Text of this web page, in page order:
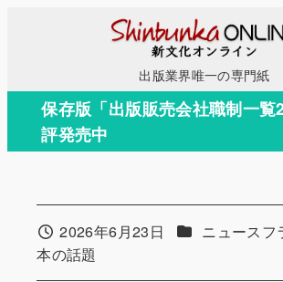
コ
テ
出版業界唯一の専門紙
保存版「出版販売会社職制一覧
評発売中
投稿日2026年6月23日 カテゴリー
ニュースフ
カテゴリー
本の話題